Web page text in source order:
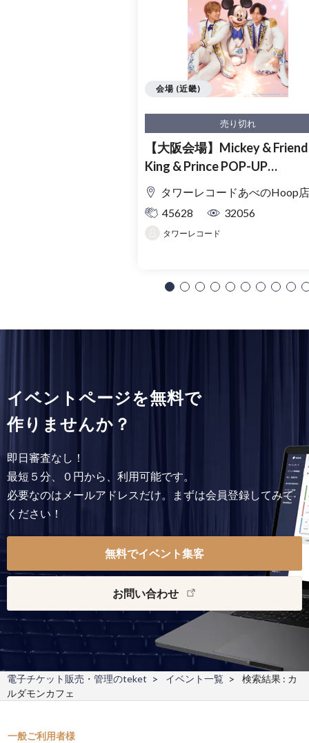
売り切れ
【大阪会場】Mickey &
King & Prince POP-UP
SHOP「MAGIC STAGE」入
理券
タワーレコードあべのHoop店
45628
32056
タワーレコード
会場 (近畿)
イベントページを無料で
作りませんか？
即日審査なし！
最短５分、０円から、利用可能です。
必要なのはメールアドレスだけ。まずは会員登録してみて
ください！
無料でイベント集客
お問い合わせ
電子チケット販売・管理のteket イベント一覧
検索結果 : カ
ルダモンカフェ
一般ご利用者様